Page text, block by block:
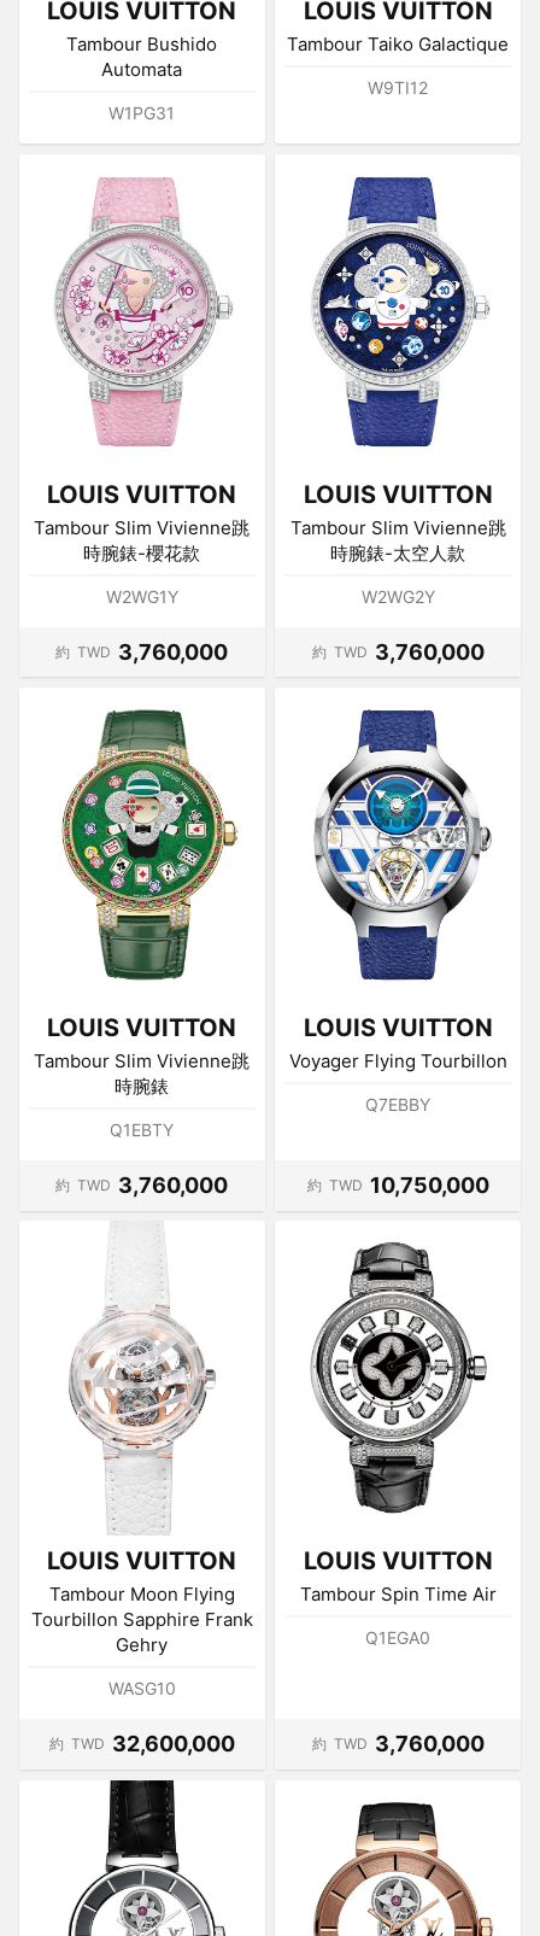
LOUIS VUITTON
Tambour Bushido
Automata
W1PG31
LOUIS VUITTON
Tambour Taiko Galactique
W9TI12
LOUIS VUITTON
Tambour Slim Vivienne跳
時腕錶-櫻花款
W2WG1Y
約 TWD 3,760,000
LOUIS VUITTON
Tambour Slim Vivienne跳
時腕錶-太空人款
W2WG2Y
約 TWD 3,760,000
LOUIS VUITTON
Tambour Slim Vivienne跳
時腕錶
Q1EBTY
約 TWD 3,760,000
LOUIS VUITTON
Voyager Flying Tourbillon
Q7EBBY
約 TWD 10,750,000
LOUIS VUITTON
Tambour Moon Flying
Tourbillon Sapphire Frank
Gehry
WASG10
約 TWD 32,600,000
LOUIS VUITTON
Tambour Spin Time Air
Q1EGA0
約 TWD 3,760,000